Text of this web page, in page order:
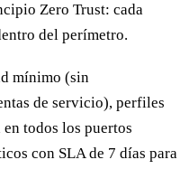
Zero Trust: cada
del perímetro.
mínimo (sin
de servicio), perfiles
todos los puertos
con SLA de 7 días para